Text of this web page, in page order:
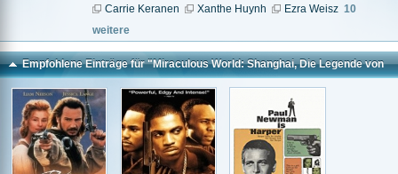
Carrie Keranen
Xanthe Huynh Ezra Weisz 10
weitere
Empfohlene Einträge für "Miraculous World: Shanghai, Die Legende von
Ladydragon"